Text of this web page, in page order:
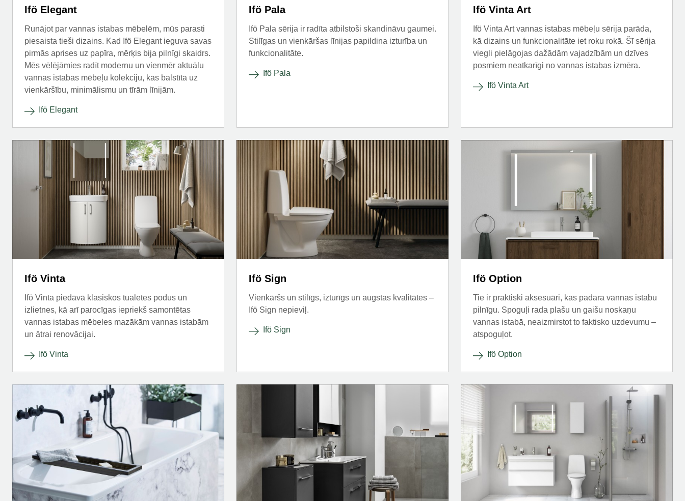
Ifö Elegant
Runājot par vannas istabas mēbelēm, mūs parasti
piesaista tieši dizains. Kad Ifö Elegant ieguva savas
pirmās aprises uz papīra, mērķis bija pilnīgi skaidrs.
Mēs vēlējāmies radīt modernu un vienmēr aktuālu
vannas istabas mēbeļu kolekciju, kas balstīta uz
vienkāršību, minimālismu un tīrām līnijām.
Ifö Elegant
Ifö Pala
Ifö Pala sērija ir radīta atbilstoši skandināvu gaumei.
Stilīgas un vienkāršas līnijas papildina izturība un
funkcionalitāte.
Ifö Pala
Ifö Vinta Art
Ifö Vinta Art vannas istabas mēbeļu sērija parāda,
kā dizains un funkcionalitāte iet roku rokā. Šī sērija
viegli pielāgojas dažādām vajadzībām un dzīves
posmiem neatkarīgi no vannas istabas izmēra.
Ifö Vinta Art
Ifö Vinta
Ifö Vinta piedāvā klasiskos tualetes podus un
izlietnes, kā arī parocīgas iepriekš samontētas
vannas istabas mēbeles mazākām vannas istabām
un ātrai renovācijai.
Ifö Vinta
Ifö Sign
Vienkāršs un stilīgs, izturīgs un augstas kvalitātes –
Ifö Sign nepieviļ.
Ifö Sign
Ifö Option
Tie ir praktiski aksesuāri, kas padara vannas istabu
pilnīgu. Spoguļi rada plašu un gaišu noskaņu
vannas istabā, neaizmirstot to faktisko uzdevumu –
atspoguļot.
Ifö Option